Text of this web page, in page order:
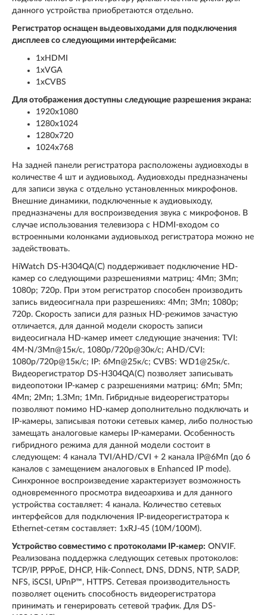
данного устройства приобретаются отдельно.
Регистратор оснащен выдеовыходами для подключения
дисплеев со следующими интерфейсами:
1xHDMI
1xVGA
1xCVBS
Для отображения доступны следующие разрешения экрана:
1920x1080
1280x1024
1280x720
1024x768
На задней панели регистратора расположены аудиовходы в
количестве 4 шт и аудиовыход. Аудиовходы предназначены
для записи звука с отдельно установленных микрофонов.
Внешние динамики, подключенные к аудиовыходу,
предназначены для воспроизведения звука с микрофонов. В
случае использования телевизора с HDMI-входом со
встроенными колонками аудиовыход регистратора можно не
задействовать.
HiWatch DS-H304QA(C) поддерживает подключение HD-
камер со следующими разрешениями матриц: 4Мп; 3Мп;
1080p; 720p. При этом регистратор способен производить
запись видеосигнала при разрешениях: 4Мп; 3Мп; 1080p;
720p. Скорость записи для разных HD-режимов зачастую
отличается, для данной модели скорость записи
видеосигнала HD-камер имеет следующие значения: TVI:
4М-N/3Мп@15к/с, 1080p/720p@30к/с; AHD/CVI:
1080p/720p@15к/с; IP: 6Мп@25к/с; CVBS: WD1@25к/с.
Видеорегистратор DS-H304QA(C) позволяет записывать
видеопотоки IP-камер с разрешениями матриц: 6Мп; 5Мп;
4Мп; 2Мп; 1.3Мп; 1Мп. Гибридные видеорегистраторы
позволяют помимо HD-камер дополнительно подключать и
IP-камеры, записывая потоки сетевых камер, либо полностью
замещать аналоговые камеры IP-камерами. Особенность
гибридного режима для данной модели состоит в
следующем: 4 канала TVI/AHD/CVI + 2 канала IP@6Мп (до 6
каналов с замещением аналоговых в Enhanced IP mode).
Синхронное воспроизведение характеризует возможность
одновременного просмотра видеоархива и для данного
устройства составляет: 4 канала. Количество сетевых
интерфейсов для подключения IP-видеорегистратора к
Ethernet-сетям составляет: 1хRJ-45 (10M/100M).
Устройство совместимо с протоколами IP-камер: ONVIF.
Реализована поддержка следующих сетевых протоколов:
TCP/IP, PPPoE, DHCP, Hik-Connect, DNS, DDNS, NTP, SADP,
NFS, iSCSI, UPnP™, HTTPS. Сетевая производительность
позволяет оценить способность видеорегистратора
принимать и генерировать сетевой трафик. Для DS-